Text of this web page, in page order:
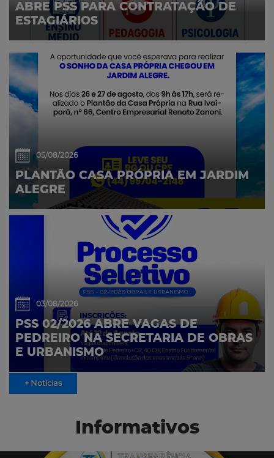
ABRE PSS PARA CONTRATAÇÃO DE
ESTAGIÁRIOS
05/08/2026
PLANTÃO CASA PRÓPRIA EM JARDIM
ALEGRE
03/08/2026
PSS 02/2026 ABRE VAGAS DE
PEDREIRO NA SECRETARIA DE OBRAS
E URBANISMO
+ Notícias
Informativos